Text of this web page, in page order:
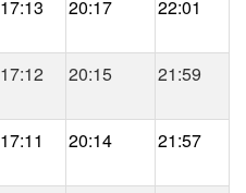
17:13 20:17 22:01
17:12 20:15 21:59
17:11 20:14 21:57